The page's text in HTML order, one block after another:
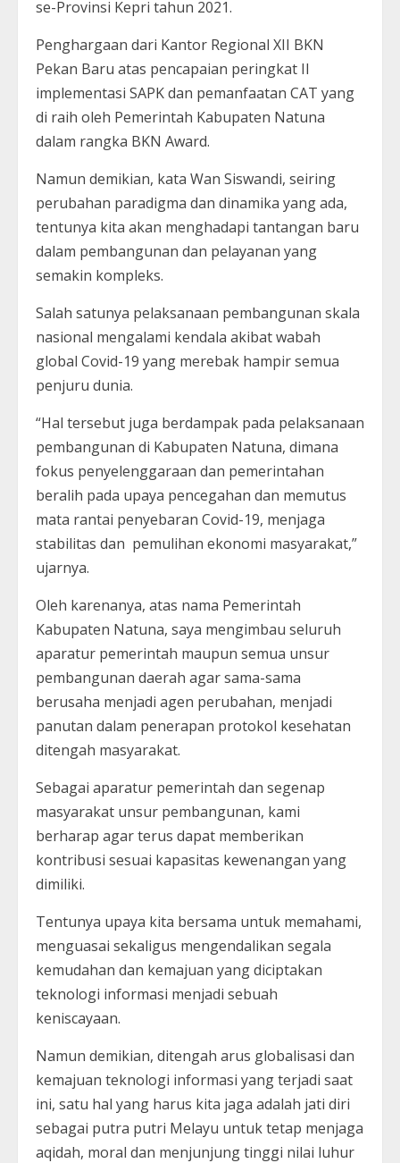
se-Provinsi Kepri tahun 2021.
Penghargaan dari Kantor Regional XII BKN
Pekan Baru atas pencapaian peringkat II
implementasi SAPK dan pemanfaatan CAT yang
di raih oleh Pemerintah Kabupaten Natuna
dalam rangka BKN Award.
Namun demikian, kata Wan Siswandi, seiring
perubahan paradigma dan dinamika yang ada,
tentunya kita akan menghadapi tantangan baru
dalam pembangunan dan pelayanan yang
semakin kompleks.
Salah satunya pelaksanaan pembangunan skala
nasional mengalami kendala akibat wabah
global Covid-19 yang merebak hampir semua
penjuru dunia.
“Hal tersebut juga berdampak pada pelaksanaan
pembangunan di Kabupaten Natuna, dimana
fokus penyelenggaraan dan pemerintahan
beralih pada upaya pencegahan dan memutus
mata rantai penyebaran Covid-19, menjaga
stabilitas dan pemulihan ekonomi masyarakat,”
ujarnya.
Oleh karenanya, atas nama Pemerintah
Kabupaten Natuna, saya mengimbau seluruh
aparatur pemerintah maupun semua unsur
pembangunan daerah agar sama-sama
berusaha menjadi agen perubahan, menjadi
panutan dalam penerapan protokol kesehatan
ditengah masyarakat.
Sebagai aparatur pemerintah dan segenap
masyarakat unsur pembangunan, kami
berharap agar terus dapat memberikan
kontribusi sesuai kapasitas kewenangan yang
dimiliki.
Tentunya upaya kita bersama untuk memahami,
menguasai sekaligus mengendalikan segala
kemudahan dan kemajuan yang diciptakan
teknologi informasi menjadi sebuah
keniscayaan.
Namun demikian, ditengah arus globalisasi dan
kemajuan teknologi informasi yang terjadi saat
ini, satu hal yang harus kita jaga adalah jati diri
sebagai putra putri Melayu untuk tetap menjaga
aqidah, moral dan menjunjung tinggi nilai luhur